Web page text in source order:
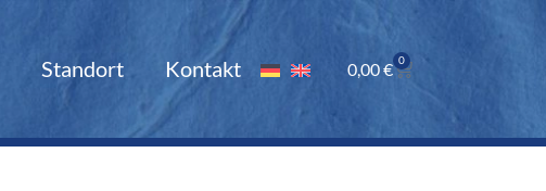
Standort Kontakt 0,00€ 0